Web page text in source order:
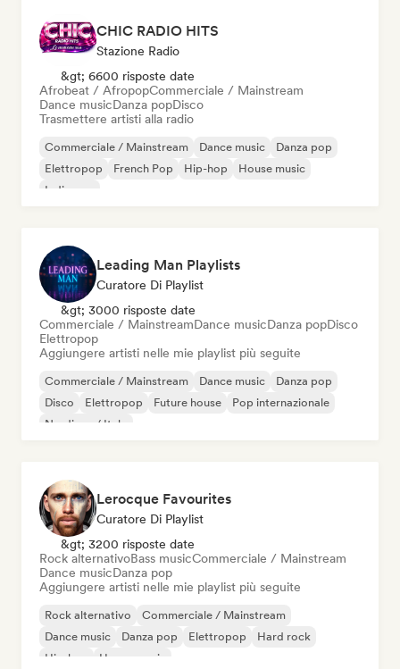
CHIC RADIO HITS
Stazione Radio
&gt; 6600 risposte date
Afrobeat / AfropopCommerciale / Mainstream
Dance musicDanza popDisco
Trasmettere artisti alla radio
Commerciale / Mainstream Dance music
Danza pop
Elettropop
French Pop Hip-hop
House music
Indie pop
Leading Man Playlists
Curatore Di Playlist
&gt; 3000 risposte date
Commerciale / MainstreamDance musicDanza popDisco
Elettropop
Aggiungere artisti nelle mie playlist più seguite
Commerciale / Mainstream Dance music
Danza pop
Disco
Elettropop Future house
Pop internazionale
Nu-disco / Italo
Lerocque Favourites
Curatore Di Playlist
&gt; 3200 risposte date
Rock alternativoBass musicCommerciale / Mainstream
Dance musicDanza pop
Aggiungere artisti nelle mie playlist più seguite
Rock alternativo
Commerciale / Mainstream
Dance music
Danza pop Elettropop
Hard rock
Hip-hop
House music